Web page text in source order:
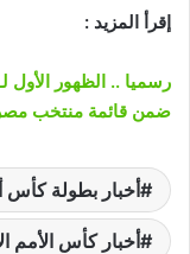
إقرأ المزيد :
رسميا .. الظهور الأول
ضمن قائمة منتخب
أخبار بطولة كأس
أخبار كأس الأمم